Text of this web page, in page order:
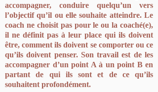
accompagner, conduire quelqu’un vers
l’objectif qu’il ou elle souhaite atteindre. Le
coach ne choisit pas pour le ou la coaché(e),
il ne définit pas à leur place qui ils doivent
être, comment ils doivent se comporter ou ce
qu’ils doivent penser. Son travail est de les
accompagner d’un point A à un point B en
partant de qui ils sont et de ce qu’ils
souhaitent profondément.